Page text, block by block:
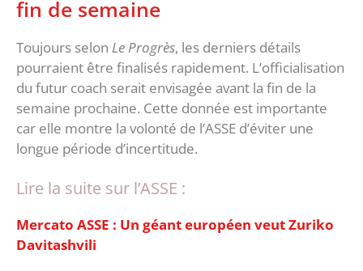
fin de semaine
‎Toujours selon Le Progrès, les derniers détails
pourraient être finalisés rapidement. L’officialisation
du futur coach serait envisagée avant la fin de la
semaine prochaine. ‎Cette donnée est importante
car elle montre la volonté de l’ASSE d’éviter une
longue période d’incertitude.
Lire la suite sur l’ASSE :
Mercato ASSE : Un géant européen veut Zuriko
Davitashvili